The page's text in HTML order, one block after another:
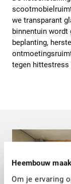
Heembouw
Om je ervaring
we transparant
binnentuin
beplanting,
tegen hittestress